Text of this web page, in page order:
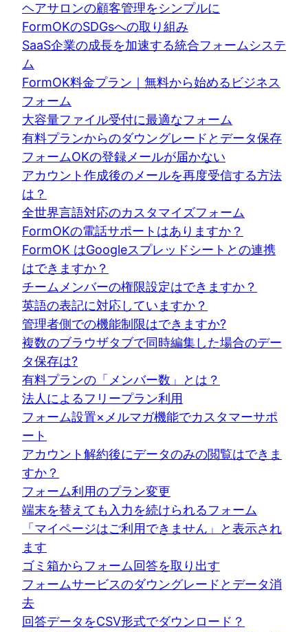
ヘアサロンの顧客管理をシンプルに
FormOKのSDGsへの取り組み
SaaS企業の成長を加速する統合フォームシステ
ム
FormOK料金プラン｜無料から始めるビジネス
フォーム
大容量ファイル受付に最適なフォーム
有料プランからのダウングレードとデータ保存
フォームOKの登録メールが届かない
アカウント作成後のメールを再度受信する方法
は？
全世界言語対応のカスタマイズフォーム
FormOKの電話サポートはありますか？
FormOK はGoogleスプレッドシートとの連携
はできますか？
チームメンバーの権限設定はできますか？
英語の表記に対応していますか？
管理者側での機能制限はできますか?
複数のブラウザタブで同時編集した場合のデー
タ保存は?
有料プランの「メンバー数」とは？
法人によるフリープラン利用
フォーム設置×メルマガ機能でカスタマーサポ
ート
アカウント解約後にデータのみの閲覧はできま
すか？
フォーム利用のプラン変更
端末を替えても入力を続けられるフォーム
「マイページはご利用できません」と表示され
ます
ゴミ箱からフォーム回答を取り出す
フォームサービスのダウングレードとデータ消
去
回答データをCSV形式でダウンロード？